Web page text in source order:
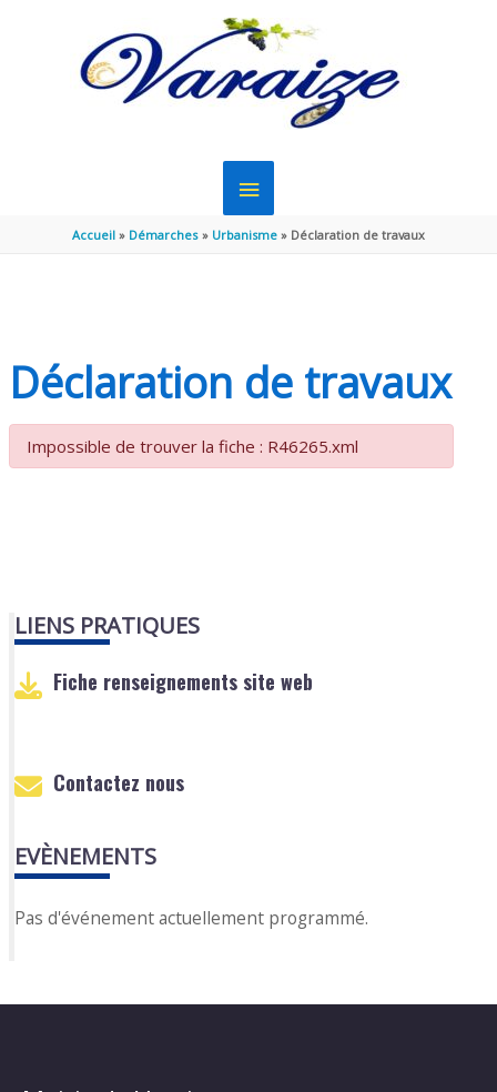
MENU
PRINCIPAL
Accueil Démarches Urbanisme Déclaration de travaux
Déclaration de travaux
Impossible de trouver la fiche : R46265.xml
LIENS PRATIQUES
Fiche renseignements site web
Contactez nous
EVÈNEMENTS
Pas d'événement actuellement programmé.